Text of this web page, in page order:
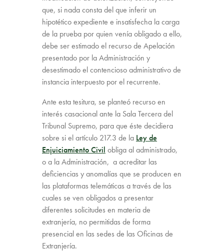
que, si nada consta del que inferir un
hipotético expediente e insatisfecha la carga
de la prueba por quien venía obligado a ello,
debe ser estimado el recurso de Apelación
presentado por la Administración y
desestimado el contencioso administrativo de
instancia interpuesto por el recurrente.
Ante esta tesitura, se planteó recurso en
interés casacional ante la Sala Tercera del
Tribunal Supremo, para que éste decidiera
sobre si el artículo 217.3 de la Ley de
Enjuiciamiento Civil obliga al administrado,
o a la Administración, a acreditar las
deficiencias y anomalías que se producen en
las plataformas telemáticas a través de las
cuales se ven obligados a presentar
diferentes solicitudes en materia de
extranjería, no permitidas de forma
presencial en las sedes de las Oficinas de
Extranjería.